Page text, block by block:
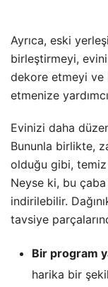
Ayrıca, eski
birleştirmeyi,
dekore etmeyi ve
etmenize
Evinizi daha
Bununla birlikte,
olduğu gibi,
Neyse ki, bu
indirilebilir.
tavsiye
Bir program
harika bir